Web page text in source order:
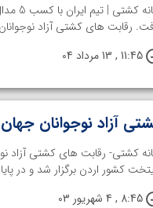
رقابت های کشتی آزاد
11:45 , 13 مرداد 04
آزاد نوجوانان جهان؛ نایب
کشور اردن برگزار شد و در
8:45 , 4 شهریور 03
نژاد مقابل مالخاز آمویان از